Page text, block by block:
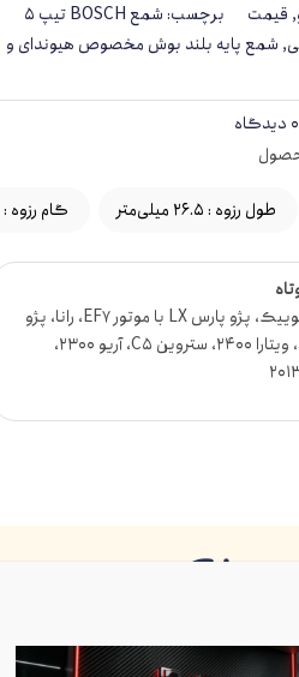
, قیمت برچسب:
شمع BOSCH تیپ ۵
, شمع پایه بلند بوش مخصوص هیوندای و
0 دیدگاه
طول رزوه : 26.5 میلی‌متر گام رزوه : 1.25 میلی‌متر
تیبا، ساینا، کوییک، پژو پارس LX با موتور EF7، رانا، پژو
407، جک J5، ویتارا 2400، ستروین C5، آریو 2300،
ضمانت کیفیت